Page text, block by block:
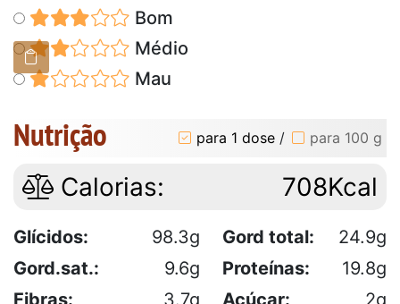
Bom
Médio
Mau
Nutrição para 1 dose / para 100 g
Calorias: 708Kcal
Glícidos: 98.3g Gord total:
24.9g
Gord.sat.:
9.6g Proteínas:
19.8g
Fibras:
3.7g Açúcar:
2g